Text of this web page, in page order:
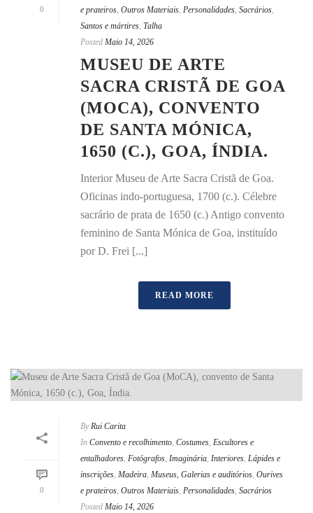
0
e prateiros, Outros Materiais, Personalidades, Sacrários,
Santos e mártires, Talha
Posted Maio 14, 2026
MUSEU DE ARTE
SACRA CRISTÃ DE GOA
(MOCA), CONVENTO
DE SANTA MÓNICA,
1650 (C.), GOA, ÍNDIA.
Interior Museu de Arte Sacra Cristã de Goa.
Oficinas indo-portuguesa, 1700 (c.). Célebre
sacrário de prata de 1650 (c.) Antigo convento
feminino de Santa Mónica de Goa, instituído
por D. Frei [...]
READ MORE
0
By Rui Carita
In Convento e recolhimento, Costumes, Escultores e
entalhadores, Fotógrafos, Imaginária, Interiores, Lápides e
inscrições, Madeira, Museus, Galerias e auditórios, Ourives
e prateiros, Outros Materiais, Personalidades, Sacrários
Posted Maio 14, 2026